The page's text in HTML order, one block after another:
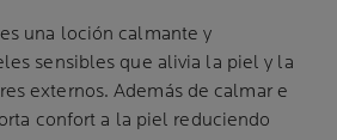
una loción calmante y
sensibles que alivia la piel y la
externos. Además de calmar e
confort a la piel reduciendo